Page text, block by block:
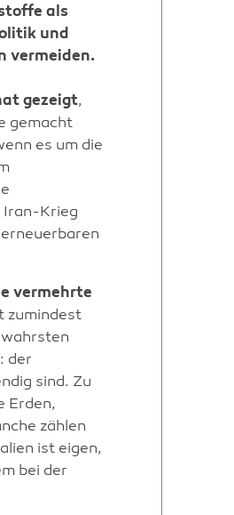
als
und
vermeiden.
gezeigt,
gemacht
es um die
Iran-Krieg
vermehrte
zumindest
der
sind. Zu
Erden,
zählen
ist eigen,
bei der